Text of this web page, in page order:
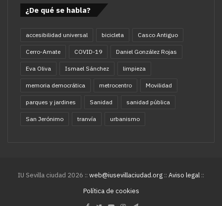
¿De qué se habla?
accesibilidad universal bicicleta Casco Antiguo
Cerro-Amate COVID-19 Daniel González Rojas
Eva Oliva Ismael Sánchez limpieza
memoria democrática metrocentro Movilidad
parques y jardines Sanidad sanidad pública
San Jerónimo tranvía urbanismo
IU Sevilla ciudad 2026 :: web@iusevillaciudad.org :: Aviso legal ::
Política de cookies